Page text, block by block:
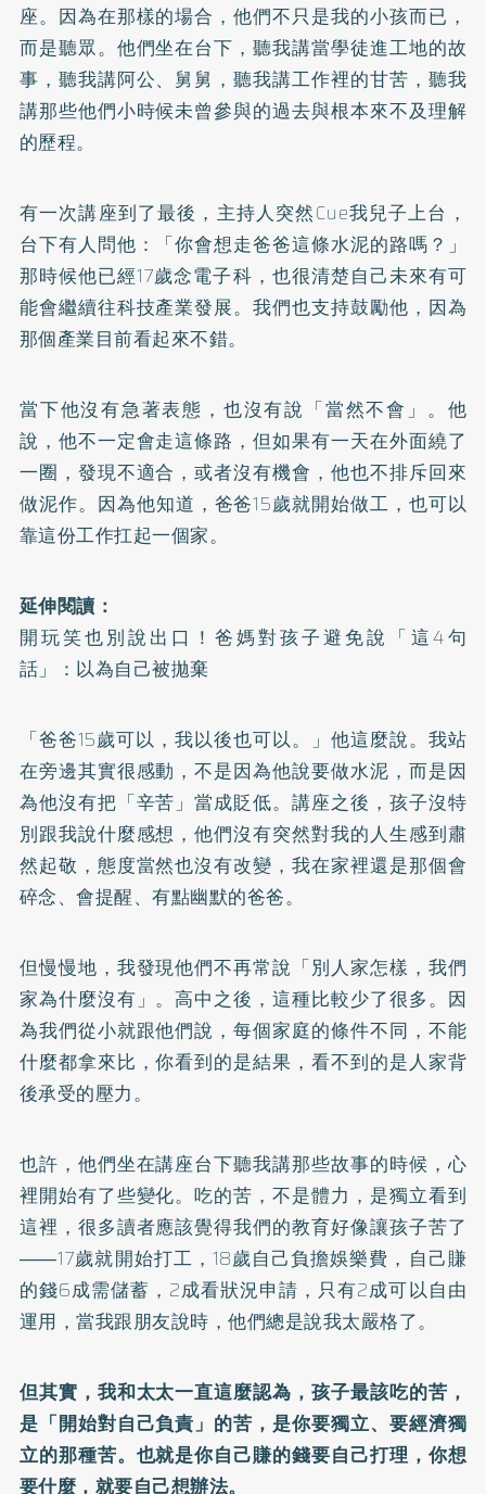
座。因為在那樣的場合，他們不只是我的小孩而已，
而是聽眾。他們坐在台下，聽我講當學徒進工地的故
事，聽我講阿公、舅舅，聽我講工作裡的甘苦，聽我
講那些他們小時候未曾參與的過去與根本來不及理解
的歷程。
有一次講座到了最後，主持人突然Cue我兒子上台，
台下有人問他：「你會想走爸爸這條水泥的路嗎？」
那時候他已經17歲念電子科，也很清楚自己未來有可
能會繼續往科技產業發展。我們也支持鼓勵他，因為
那個產業目前看起來不錯。
當下他沒有急著表態，也沒有說「當然不會」。他
說，他不一定會走這條路，但如果有一天在外面繞了
一圈，發現不適合，或者沒有機會，他也不排斥回來
做泥作。因為他知道，爸爸15歲就開始做工，也可以
靠這份工作扛起一個家。
延伸閱讀：
開玩笑也別說出口！爸媽對孩子避免說「這4句
話」：以為自己被拋棄
「爸爸15歲可以，我以後也可以。」他這麼說。我站
在旁邊其實很感動，不是因為他說要做水泥，而是因
為他沒有把「辛苦」當成貶低。講座之後，孩子沒特
別跟我說什麼感想，他們沒有突然對我的人生感到肅
然起敬，態度當然也沒有改變，我在家裡還是那個會
碎念、會提醒、有點幽默的爸爸。
但慢慢地，我發現他們不再常說「別人家怎樣，我們
家為什麼沒有」。高中之後，這種比較少了很多。因
為我們從小就跟他們說，每個家庭的條件不同，不能
什麼都拿來比，你看到的是結果，看不到的是人家背
後承受的壓力。
也許，他們坐在講座台下聽我講那些故事的時候，心
裡開始有了些變化。吃的苦，不是體力，是獨立看到
這裡，很多讀者應該覺得我們的教育好像讓孩子苦了
――17歲就開始打工，18歲自己負擔娛樂費，自己賺
的錢6成需儲蓄，2成看狀況申請，只有2成可以自由
運用，當我跟朋友說時，他們總是說我太嚴格了。
但其實，我和太太一直這麼認為，孩子最該吃的苦，
是「開始對自己負責」的苦，是你要獨立、要經濟獨
立的那種苦。也就是你自己賺的錢要自己打理，你想
要什麼，就要自己想辦法。